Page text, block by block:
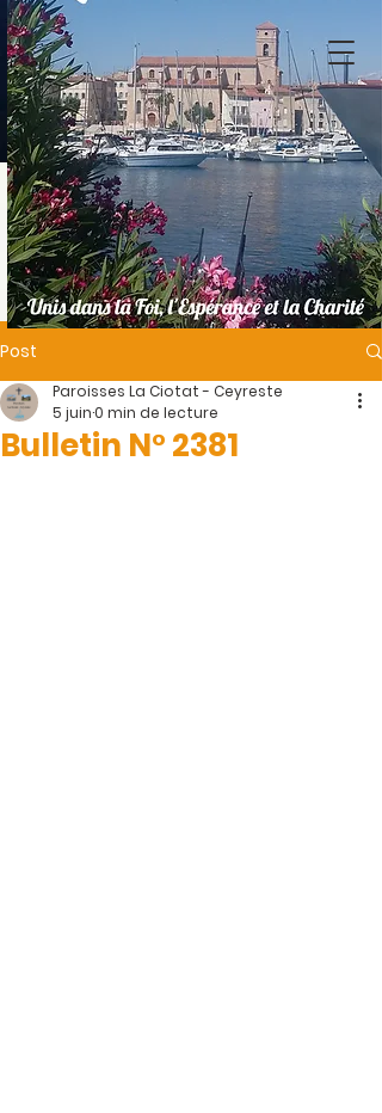
Post
Bulletin N° 2381
Paroisses La Ciotat - Ceyreste
5 juin0 min de lecture